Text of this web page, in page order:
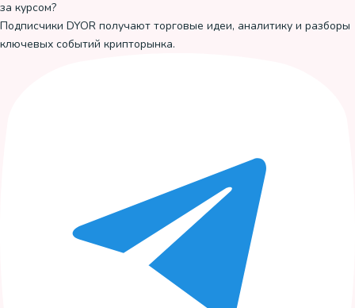
за курсом?
Подписчики DYOR получают торговые идеи, аналитику и разборы
ключевых событий крипторынка.